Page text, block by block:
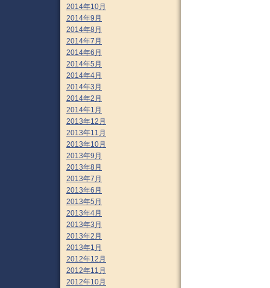
2014年10月
2014年9月
2014年8月
2014年7月
2014年6月
2014年5月
2014年4月
2014年3月
2014年2月
2014年1月
2013年12月
2013年11月
2013年10月
2013年9月
2013年8月
2013年7月
2013年6月
2013年5月
2013年4月
2013年3月
2013年2月
2013年1月
2012年12月
2012年11月
2012年10月